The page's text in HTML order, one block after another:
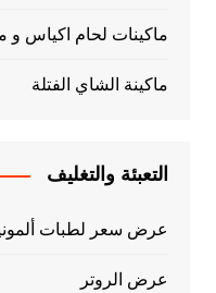
ماكينات لحام اكياس و
ماكينة الشاي الفتلة
التعبئة والتغليف
عرض سعر لطبات
عرض الروتر